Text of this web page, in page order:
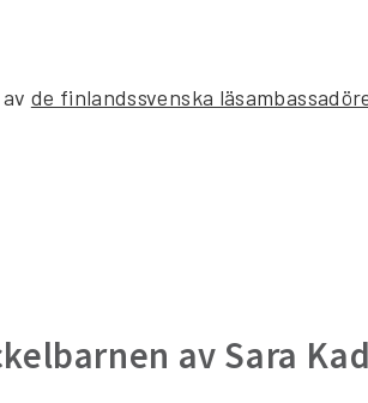
de finlandssvenska
av Sara